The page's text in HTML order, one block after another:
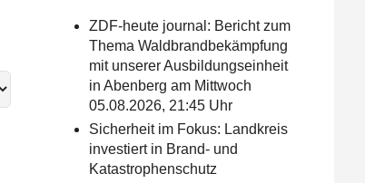
ZDF-heute journal: Bericht zum
Thema Waldbrandbekämpfung
mit unserer Ausbildungseinheit
in Abenberg am Mittwoch
05.08.2026, 21:45 Uhr
Sicherheit im Fokus: Landkreis
investiert in Brand- und
Katastrophenschutz